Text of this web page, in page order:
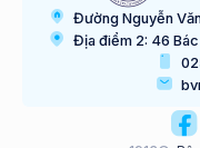
Đường Nguyễn
Địa điểm 2: 46